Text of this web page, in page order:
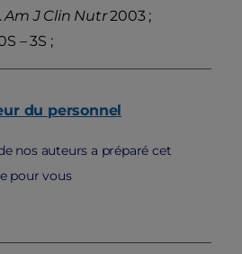
Am J Clin Nutr2003 ;
– 3S ;
du personnel
nos auteurs a préparé cet
pour vous